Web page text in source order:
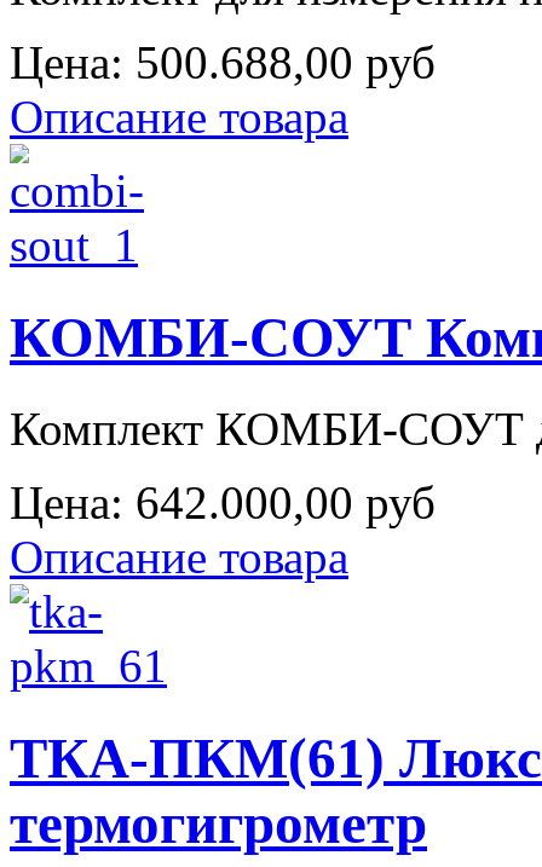
Цена: 500.688,00 руб
Описание товара
КОМБИ-СОУТ
Комплект КОМБИ-СОУТ
Цена: 642.000,00 руб
Описание товара
ТКА-ПКМ(61)
термогигрометр